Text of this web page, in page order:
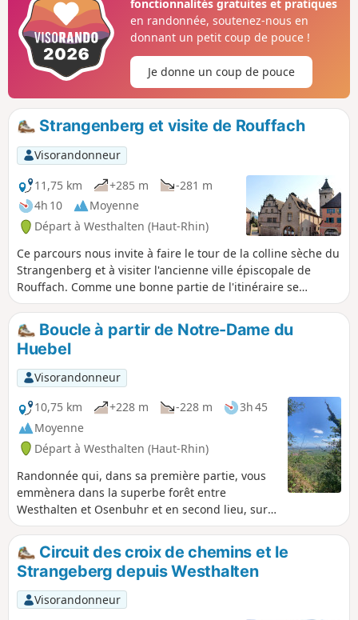
fonctionnalités gratuites et pratiques
en randonnée, soutenez-nous en
donnant un petit coup de pouce !
Je donne un coup de pouce
Strangenberg et visite de Rouffach
Visorandonneur
11,75 km
+285 m
-281 m
4h 10
Moyenne
Départ à Westhalten (Haut-Rhin)
Ce parcours nous invite à faire le tour de la colline sèche du
Strangenberg et à visiter l'ancienne ville épiscopale de
Rouffach. Comme une bonne partie de l'itinéraire se
déroule dans le vignoble, il faut s'attendre, par endroits, à
des chemins viticoles pavés ou bétonnés.
Boucle à partir de Notre-Dame du
Huebel
Visorandonneur
10,75 km
+228 m -228 m
3h 45
Moyenne
Départ à Westhalten (Haut-Rhin)
Randonnée qui, dans sa première partie, vous
emmènera dans la superbe forêt entre
Westhalten et Osenbuhr et en second lieu, sur
un balcon dominant les vignes de Pfaffenheim
et de Rouffach.
Circuit des croix de chemins et le
Strangeberg depuis Westhalten
Visorandonneur